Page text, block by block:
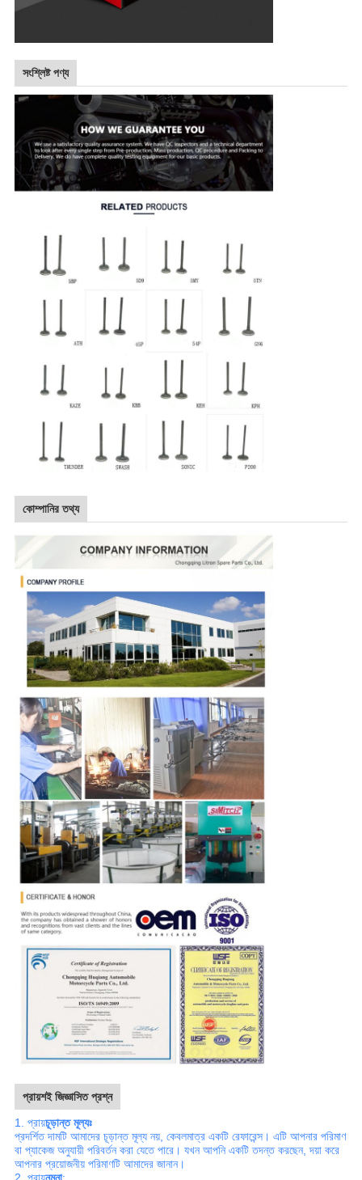
সংশ্লিষ্ট পণ্য
কোম্পানির তথ্য
প্রায়শই জিজ্ঞাসিত প্রশ্ন
1. প্রায়চূড়ান্ত মূল্যঃ
প্রদর্শিত দামটি আমাদের চূড়ান্ত মূল্য নয়, কেবলমাত্র একটি রেফারেন্স। এটি আপনার পরিমাণ
বা প্যাকেজ অনুযায়ী পরিবর্তন করা যেতে পারে। যখন আপনি একটি তদন্ত করছেন, দয়া করে
আপনার প্রয়োজনীয় পরিমাণটি আমাদের জানান।